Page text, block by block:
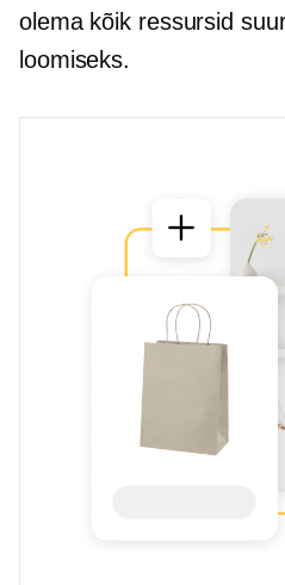
olema kõik ressursid
loomiseks.